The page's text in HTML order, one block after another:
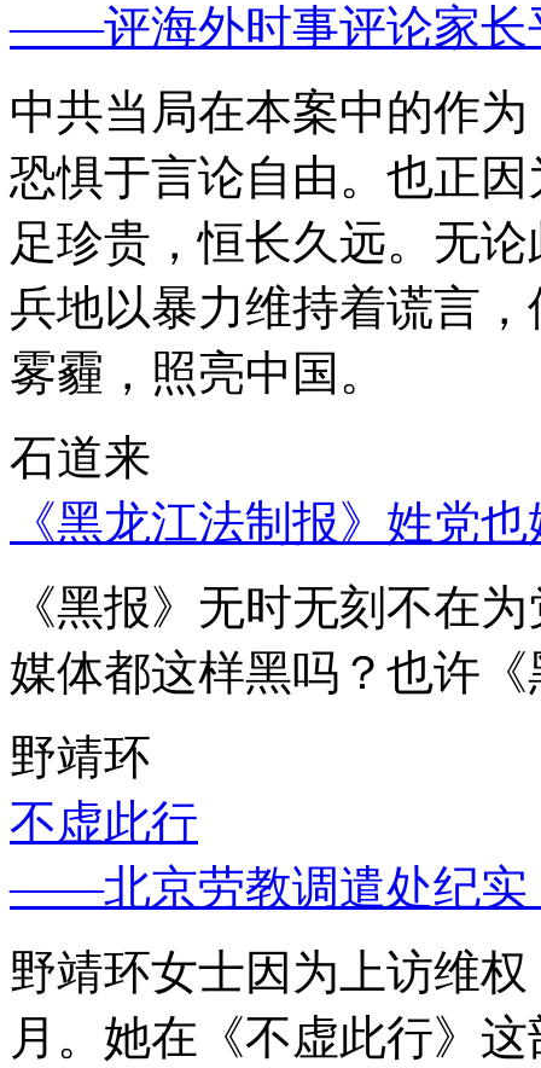
——评海外时事评论家长
中共当局在本案中的作
恐惧于言论自由。也正
足珍贵，恒长久远。无
兵地以暴力维持着谎言
雾霾，照亮中国。
石道来
《黑龙江法制报》姓党
《黑报》无时无刻不在
媒体都这样黑吗？也许
野靖环
不虚此行
——北京劳教调遣处纪实
野靖环女士因为上访维
月。她在《不虚此行》